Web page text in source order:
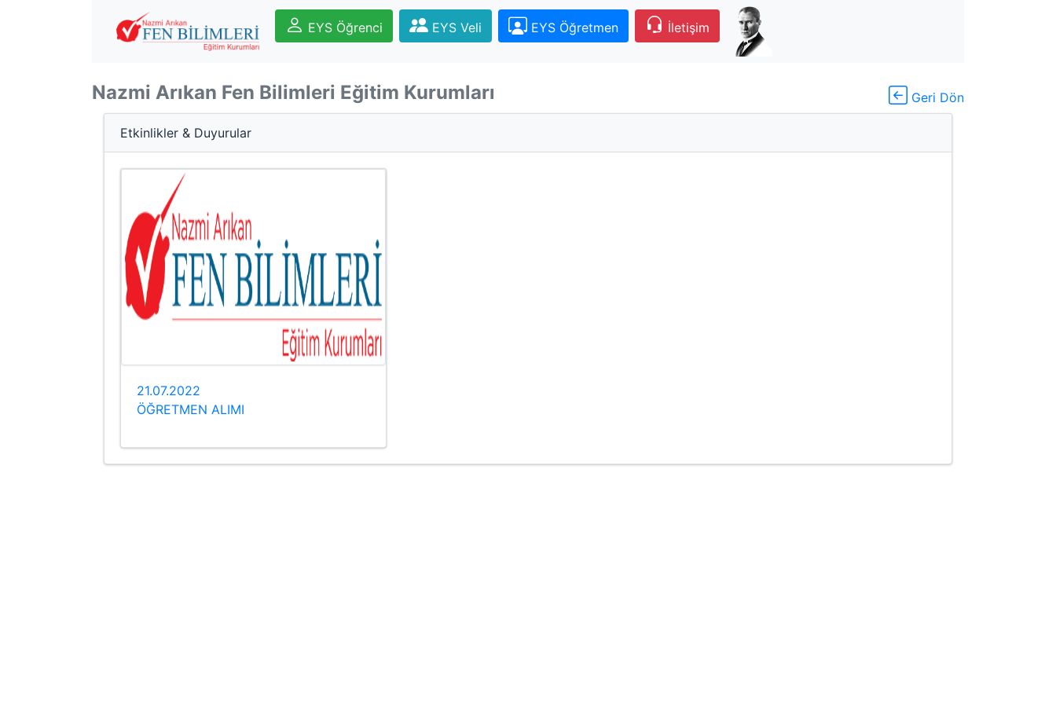
EYS Öğrenci EYS Veli EYS Öğretmen İletişim
Nazmi Arıkan Fen Bilimleri Eğitim Kurumları Geri Dön
Etkinlikler & Duyurular
21.07.2022
ÖĞRETMEN ALIMI